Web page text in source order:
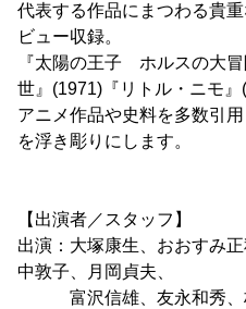
代表する作品にまつわる貴
ビュー収録。
『太陽の王子 ホルスの大
世』(1971)『リトル・ニモ
アニメ作品や史料を多数引
を浮き彫りにします。
【出演者／スタッフ】
出演：大塚康生、おおすみ
中敦子、月岡貞夫、
富沢信雄、友永和秀、